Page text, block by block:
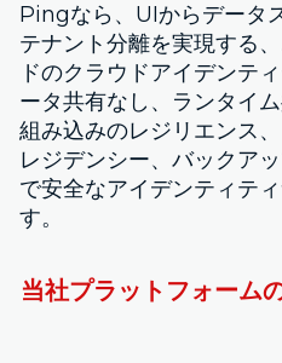
Pingなら、UIからデータ
テナント分離を実現する
ドのクラウドアイデンテ
ータ共有なし、ランタイ
組み込みのレジリエンス
レジデンシー、バックア
で安全なアイデンティテ
す。
当社プラットフォーム